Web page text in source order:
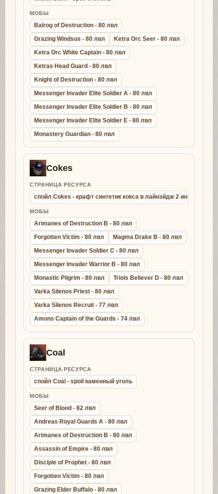
МОБЫ
Balrog of Destruction - 80 лвл
Grazing Windsus - 80 лвл
Ketra Orc Seer - 80 лвл
Ketra Orc White Captain - 80 лвл
Ketras Head Guard - 80 лвл
Knight of Destruction - 80 лвл
Messenger Invader Elite Soldier A - 80 лвл
Messenger Invader Elite Soldier B - 80 лвл
Messenger Invader Elite Soldier E - 80 лвл
Monastery Guardian - 80 лвл
Cokes
СТРАНИЦА РЕСУРСА
спойл Cokes - крафт синтетик кокса в лайнэйдж 2 интерлюд
МОБЫ
Arimanes of Destruction B - 80 лвл
Forgotten Victim - 80 лвл
Magma Drake B - 80 лвл
Messenger Invader Soldier C - 80 лвл
Messenger Invader Warrior B - 80 лвл
Monastic Pilgrim - 80 лвл
Triols Believer D - 80 лвл
Varka Silenos Priest - 80 лвл
Varka Silenos Recruit - 77 лвл
Amons Captain of the Guards - 74 лвл
Coal
СТРАНИЦА РЕСУРСА
спойл Coal - spoil каменный уголь
МОБЫ
Seer of Blood - 82 лвл
Andreas Royal Guards A - 80 лвл
Arimanes of Destruction B - 80 лвл
Assassin of Empire - 80 лвл
Disciple of Prophet - 80 лвл
Forgotten Victim - 80 лвл
Grazing Elder Buffalo - 80 лвл